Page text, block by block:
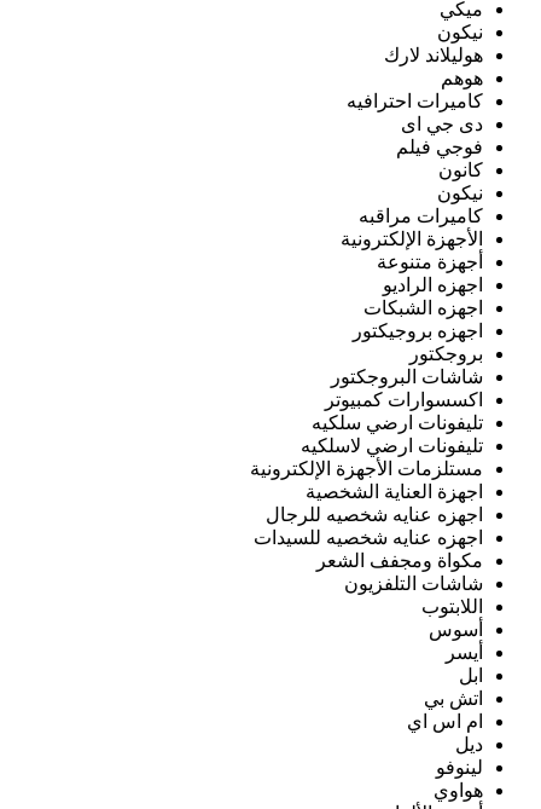
ميكي
نيكون
هوليلاند لارك
هوهم
كاميرات احترافيه
دى جي اى
فوجي فيلم
كانون
نيكون
كاميرات مراقبه
الأجهزة الإلكترونية
أجهزة متنوعة
اجهزه الراديو
اجهزه الشبكات
اجهزه بروجيكتور
بروجكتور
شاشات البروجكتور
اكسسوارات كمبيوتر
تليفونات ارضي سلكيه
تليفونات ارضي لاسلكيه
مستلزمات الأجهزة الإلكترونية
اجهزة العناية الشخصية
اجهزه عنايه شخصيه للرجال
اجهزه عنايه شخصيه للسيدات
مكواة ومجفف الشعر
شاشات التلفزيون
اللابتوب
أسوس
أيسر
ابل
اتش بي
ام اس اي
ديل
لينوفو
هواوي